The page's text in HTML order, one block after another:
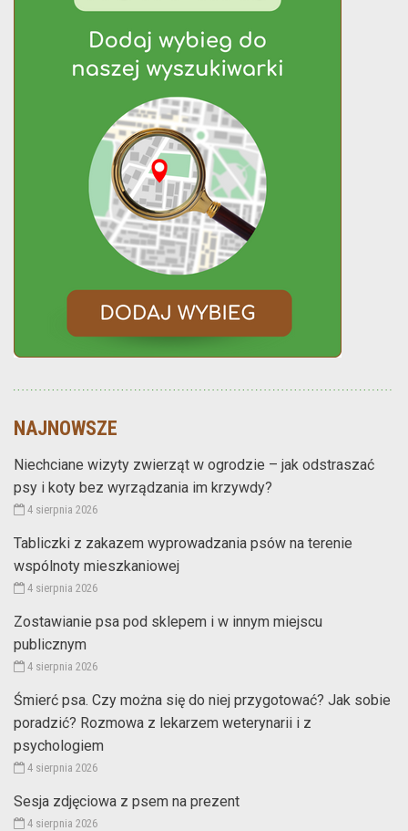
NAJNOWSZE
Niechciane wizyty zwierząt w ogrodzie – jak odstraszać
psy i koty bez wyrządzania im krzywdy?
4 sierpnia 2026
Tabliczki z zakazem wyprowadzania psów na terenie
wspólnoty mieszkaniowej
4 sierpnia 2026
Zostawianie psa pod sklepem i w innym miejscu
publicznym
4 sierpnia 2026
Śmierć psa. Czy można się do niej przygotować? Jak sobie
poradzić? Rozmowa z lekarzem weterynarii i z
psychologiem
4 sierpnia 2026
Sesja zdjęciowa z psem na prezent
4 sierpnia 2026